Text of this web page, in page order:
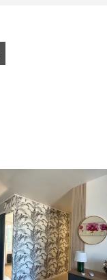
77
F3 à louer
€